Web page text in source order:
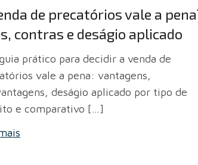
de precatórios vale a
contras e deságio aplicado
prático para decidir a venda de
vale a pena: vantagens,
deságio aplicado por tipo de
e comparativo […]